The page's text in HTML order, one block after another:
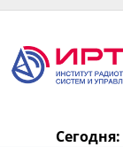
Сегодня: